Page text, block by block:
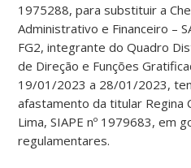
1975288, para substituir a
Administrativo e Financeiro –
FG2, integrante do Quadro
de Direção e Funções
19/01/2023 a 28/01/2023,
afastamento da titular Regina
Lima, SIAPE nº 1979683, em
regulamentares.